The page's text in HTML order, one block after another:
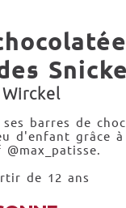
barres de
d'enfant grâce
de 12 ans